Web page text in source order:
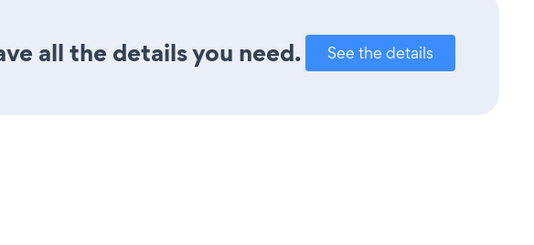
all the details you need. See the details